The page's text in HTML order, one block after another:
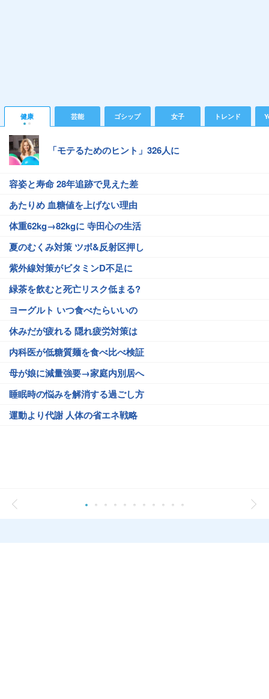
健康 芸能 ゴシップ 女子 トレンド
「モテるためのヒント」326人に
容姿と寿命 28年追跡で見えた差
あたりめ 血糖値を上げない理由
体重62kg→82kgに 寺田心の生活
夏のむくみ対策 ツボ&反射区押し
紫外線対策がビタミンD不足に
緑茶を飲むと死亡リスク低まる?
ヨーグルト いつ食べたらいいの
休みだが疲れる 隠れ疲労対策は
内科医が低糖質麺を食べ比べ検証
母が娘に減量強要→家庭内別居へ
睡眠時の悩みを解消する過ごし方
運動より代謝 人体の省エネ戦略